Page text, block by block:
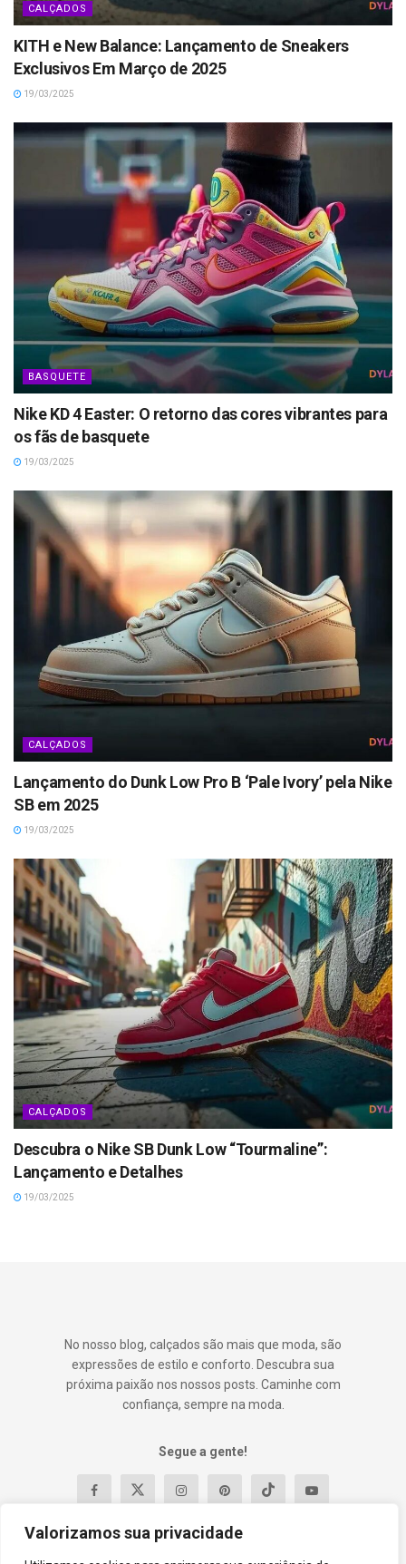
Valorizamos sua privacidade
CALÇADOS
KITH e New Balance: Lançamento de Sneakers
Exclusivos Em Março de 2025
19/03/2025
BASQUETE
Nike KD 4 Easter: O retorno das cores vibrantes para
os fãs de basquete
19/03/2025
CALÇADOS
Lançamento do Dunk Low Pro B ‘Pale Ivory’ pela Nike
SB em 2025
19/03/2025
CALÇADOS
Descubra o Nike SB Dunk Low “Tourmaline”:
Lançamento e Detalhes
19/03/2025
No nosso blog, calçados são mais que moda, são
expressões de estilo e conforto. Descubra sua
próxima paixão nos nossos posts. Caminhe com
confiança, sempre na moda.
Segue a gente!